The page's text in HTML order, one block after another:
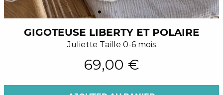
GIGOTEUSE LIBERTY ET POLAIRE
Juliette Taille 0-6 mois
69,00 €